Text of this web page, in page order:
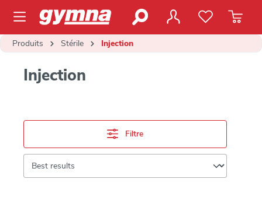
principal
Produits Stérile Injection
Injection
Filtre